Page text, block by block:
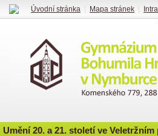
Umění 20. a 21. století ve Veletržním
Úvodní stránka Mapa stránek